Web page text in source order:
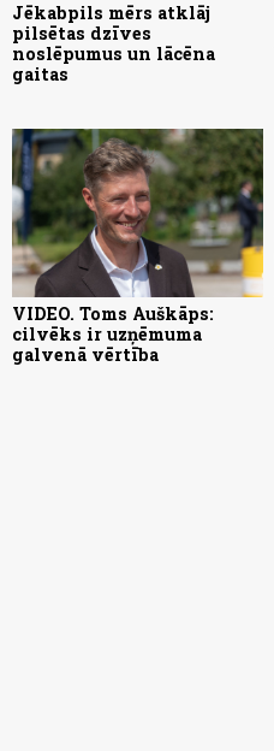
Jēkabpils mērs atklāj
pilsētas dzīves
noslēpumus un lācēna
gaitas
VIDEO. Toms Auškāps:
cilvēks ir uzņēmuma
galvenā vērtība